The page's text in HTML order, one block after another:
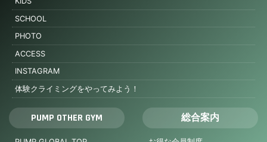
SCHOOL
PHOTO
ACCESS
INSTAGRAM
体験クライミングをやってみよう！
PUMP OTHER GYM 総合案内